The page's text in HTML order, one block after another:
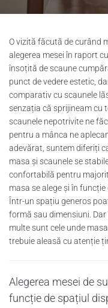
O vizită făcută de curând
alegerea mesei în raport
însoțită de scaune
punct de vedere estetic,
comparativ cu scaunele
senzația că sprijineam cu
scaunele nepotrivite ne
pentru a mânca ne
adevărat, suntem diferiți
masa și scaunele se
confortabilă pentru
masa se alege și în
Într-un spațiu generos
formă sau dimensiuni.
multe sunt cele unde
trebuie aleasă cu atenție
Alegerea mesei de
funcție de spațiul